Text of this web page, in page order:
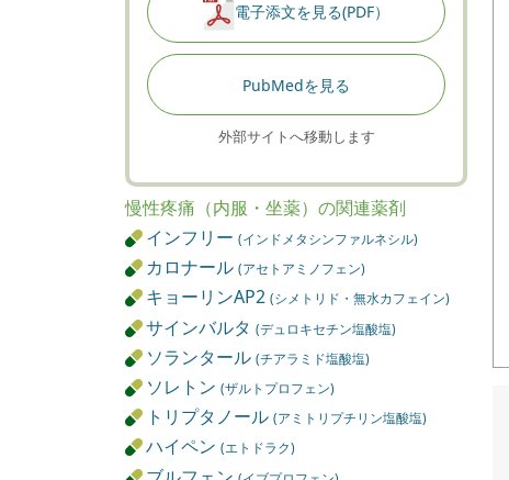
電子添文を見る(PDF）
PubMedを見る
外部サイトへ移動します
慢性疼痛（内服・坐薬）の関連薬剤
インフリー(インドメタシンファルネシル)
カロナール(アセトアミノフェン)
キョーリンAP2(シメトリド・無水カフェイン)
サインバルタ(デュロキセチン塩酸塩)
ソランタール(チアラミド塩酸塩)
ソレトン(ザルトプロフェン)
トリプタノール(アミトリプチリン塩酸塩)
ハイペン(エトドラク)